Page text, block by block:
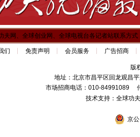
夫网、全球创业网、全球电视台各记者站联系方式
们 免责声明 会员服务 广告招商
版
地址：北京市昌平区回龙观昌
市场招商电话：010-84991089
技术支持：全球
京公